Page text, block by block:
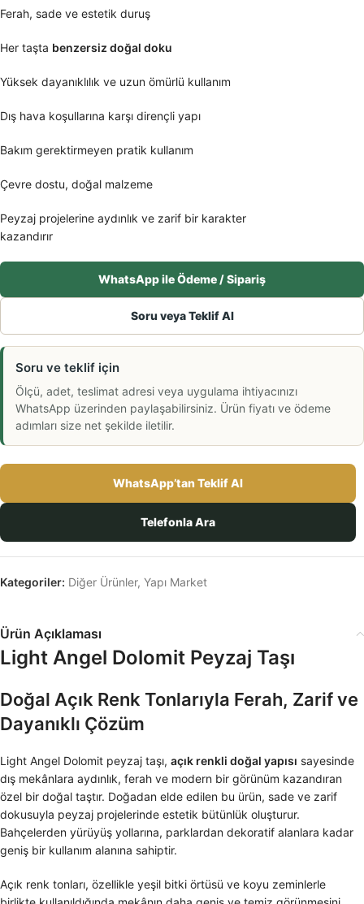
Ferah, sade ve estetik duruş
Her taşta benzersiz doğal doku
Yüksek dayanıklılık ve uzun ömürlü kullanım
Dış hava koşullarına karşı dirençli yapı
Bakım gerektirmeyen pratik kullanım
Çevre dostu, doğal malzeme
Peyzaj projelerine aydınlık ve zarif bir karakter
kazandırır
WhatsApp ile Ödeme / Sipariş
Soru veya Teklif Al
Soru ve teklif için
Ölçü, adet, teslimat adresi veya uygulama ihtiyacınızı
WhatsApp üzerinden paylaşabilirsiniz. Ürün fiyatı ve ödeme
adımları size net şekilde iletilir.
WhatsApp’tan Teklif Al
Telefonla Ara
Kategoriler: Diğer Ürünler, Yapı Market
Ürün Açıklaması
Light Angel Dolomit Peyzaj Taşı
Doğal Açık Renk Tonlarıyla Ferah, Zarif ve
Dayanıklı Çözüm
Light Angel Dolomit peyzaj taşı, açık renkli doğal yapısı sayesinde
dış mekânlara aydınlık, ferah ve modern bir görünüm kazandıran
özel bir doğal taştır. Doğadan elde edilen bu ürün, sade ve zarif
dokusuyla peyzaj projelerinde estetik bütünlük oluşturur.
Bahçelerden yürüyüş yollarına, parklardan dekoratif alanlara kadar
geniş bir kullanım alanına sahiptir.
Açık renk tonları, özellikle yeşil bitki örtüsü ve koyu zeminlerle